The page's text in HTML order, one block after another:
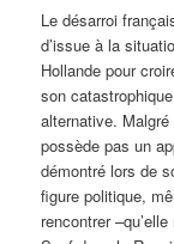
Le désarroi
d’issue à la
Hollande pour
son
alternative.
possède pas un
démontré lors de
figure politique,
rencontrer